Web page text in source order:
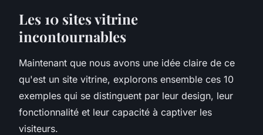
Les 10 sites vitrine
incontournables
Maintenant que nous avons une idée claire de ce
qu'est un site vitrine, explorons ensemble ces 10
exemples qui se distinguent par leur design, leur
fonctionnalité et leur capacité à captiver les
visiteurs.